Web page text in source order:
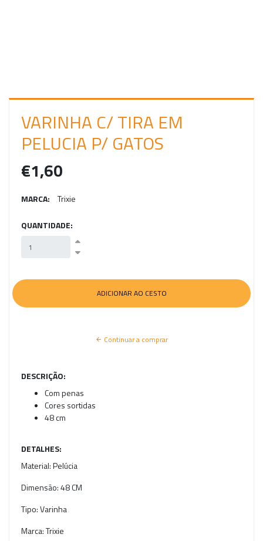
VARINHA C/ TIRA EM
PELUCIA P/ GATOS
€1,60
MARCA: Trixie
QUANTIDADE:
Continuar a comprar
DESCRIÇÃO:
Com penas
Cores sortidas
48 cm
DETALHES:
Material:Pelúcia
Dimensão:48 CM
Tipo:Varinha
Marca:Trixie